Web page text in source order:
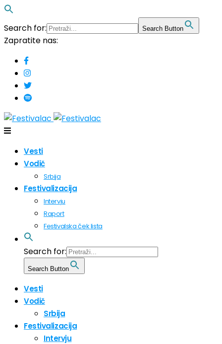
Search for: Search Button
Zapratite nas:
Vesti
Vodič
Srbija
Festivalizacija
Intervju
Raport
Festivalska ček lista
Search for:
Search Button
Vesti
Vodič
Srbija
Festivalizacija
Intervju